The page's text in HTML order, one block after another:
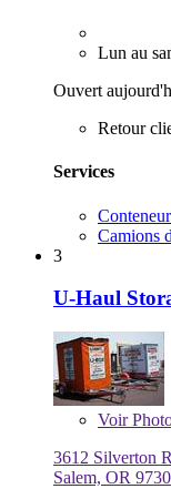
Lun au
Ouvert
Retour
Services
Camions
3
U-Haul
Voir
3612 Silverton
Salem, OR